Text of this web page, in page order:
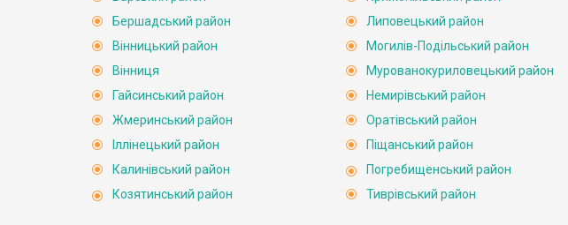
Бершадський район
Вінницький район
Вінниця
Гайсинський район
Жмеринський район
Іллінецький район
Калинівський район
Козятинський район
Липовецький район
Могилів-Подільський район
Мурованокуриловецький район
Немирівський район
Оратівський район
Піщанський район
Погребищенський район
Тиврівський район